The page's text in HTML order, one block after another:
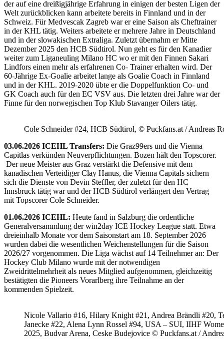
der auf eine dreißigjährige Erfahrung in einigen der besten Ligen der
Welt zurückblicken kann arbeitete bereits in Finnland und in der
Schweiz. Für Medvescak Zagreb war er eine Saison als Cheftrainer
in der KHL tätig. Weiters arbeitete er mehrere Jahre in Deutschland
und in der slowakischen Extraliga. Zuletzt übernahm er Mitte
Dezember 2025 den HCB Südtirol. Nun geht es für den Kanadier
weiter zum Liganeuling Milano HC wo er mit den Finnen Sakari
Lindfors einen mehr als erfahrenen Co- Trainer erhalten wird. Der
60-Jährige Ex-Goalie arbeitet lange als Goalie Coach in Finnland
und in der KHL. 2019-2020 übte er die Doppelfunktion Co- und
GK Coach auch für den EC VSV aus. Die letzten drei Jahre war der
Finne für den norwegischen Top Klub Stavanger Oilers tätig.
Cole Schneider #24, HCB Südtirol, © Puckfans.at / Andreas
03.06.2026 ICEHL Transfers: Die Graz99ers und die Vienna
Capitlas verkünden Neuverpflichtungen. Bozen hält den Topscorer.
Der neue Meister aus Graz verstärkt die Defensive mit dem
kanadischen Verteidiger Clay Hanus, die Vienna Capitals sichern
sich die Dienste von Devin Steffler, der zuletzt für den HC
Innsbruck tätig war und der HCB Südtirol verlängert den Vertrag
mit Topscorer Cole Schneider.
01.06.2026 ICEHL: Heute fand in Salzburg die ordentliche
Generalversammlung der win2day ICE Hockey League statt. Etwa
dreieinhalb Monate vor dem Saisonstart am 18. September 2026
wurden dabei die wesentlichen Weichenstellungen für die Saison
2026/27 vorgenommen. Die Liga wächst auf 14 Teilnehmer an: Der
Hockey Club Milano wurde mit der notwendigen
Zweidrittelmehrheit als neues Mitglied aufgenommen, gleichzeitig
bestätigten die Pioneers Vorarlberg ihre Teilnahme an der
kommenden Spielzeit.
Nicole Vallario #16, Hilary Knight #21, Andrea Brändli #20,
Janecke #22, Alena Lynn Rossel #94, USA – SUI, IIHF
2025, Budvar Arena, Ceske Budejovice © Puckfans.at /